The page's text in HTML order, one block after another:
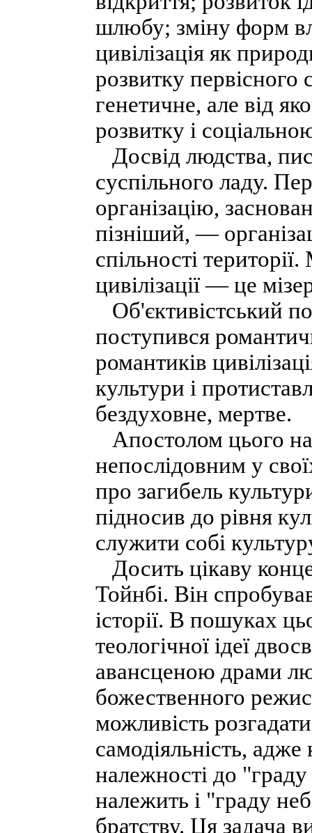
шлюбу; зміну форм
цивілізація як
розвитку первісного
генетичне, але від
розвитку і
Досвід людства,
суспільного ладу.
організацію,
пізніший, —
спільності
цивілізації — це
Об'єктивістський
поступився
романтиків
культури і
бездуховне, мертве.
Апостолом цього
непослідовним у
про загибель
підносив до рівня
служити собі
Досить цікаву
Тойнбі. Він
історії. В пошуках
теологічної ідеї
авансценою драми
божественного
можливість
самодіяльність,
належності до "граду
належить і "граду
братству. Ця задача